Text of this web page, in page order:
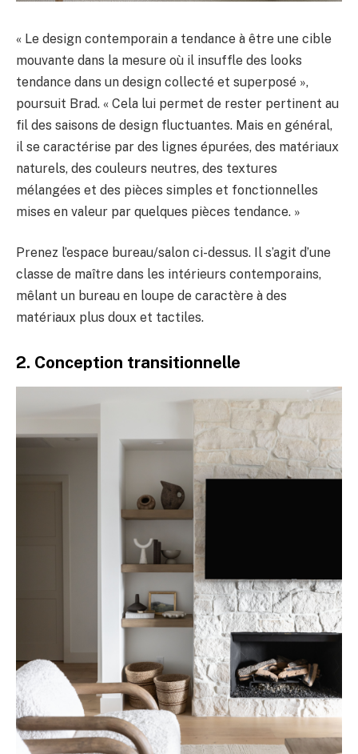
« Le design contemporain a tendance à être une cible
mouvante dans la mesure où il insuffle des looks
tendance dans un design collecté et superposé »,
poursuit Brad. « Cela lui permet de rester pertinent au
fil des saisons de design fluctuantes. Mais en général,
il se caractérise par des lignes épurées, des matériaux
naturels, des couleurs neutres, des textures
mélangées et des pièces simples et fonctionnelles
mises en valeur par quelques pièces tendance. »
Prenez l’espace bureau/salon ci-dessus. Il s’agit d’une
classe de maître dans les intérieurs contemporains,
mêlant un bureau en loupe de caractère à des
matériaux plus doux et tactiles.
2. Conception transitionnelle